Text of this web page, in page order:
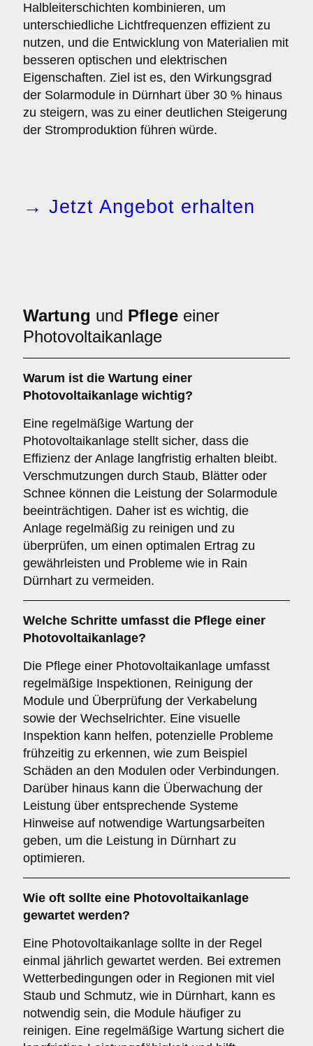
Halbleiterschichten kombinieren, um
unterschiedliche Lichtfrequenzen effizient zu
nutzen, und die Entwicklung von Materialien mit
besseren optischen und elektrischen
Eigenschaften. Ziel ist es, den Wirkungsgrad
der Solarmodule in Dürnhart über 30 % hinaus
zu steigern, was zu einer deutlichen Steigerung
der Stromproduktion führen würde.
→ Jetzt Angebot erhalten
Wartung und Pflege einer
Photovoltaikanlage
Warum ist die Wartung einer
Photovoltaikanlage wichtig?
Eine regelmäßige Wartung der
Photovoltaikanlage stellt sicher, dass die
Effizienz der Anlage langfristig erhalten bleibt.
Verschmutzungen durch Staub, Blätter oder
Schnee können die Leistung der Solarmodule
beeinträchtigen. Daher ist es wichtig, die
Anlage regelmäßig zu reinigen und zu
überprüfen, um einen optimalen Ertrag zu
gewährleisten und Probleme wie in Rain
Dürnhart zu vermeiden.
Welche Schritte umfasst die Pflege einer
Photovoltaikanlage?
Die Pflege einer Photovoltaikanlage umfasst
regelmäßige Inspektionen, Reinigung der
Module und Überprüfung der Verkabelung
sowie der Wechselrichter. Eine visuelle
Inspektion kann helfen, potenzielle Probleme
frühzeitig zu erkennen, wie zum Beispiel
Schäden an den Modulen oder Verbindungen.
Darüber hinaus kann die Überwachung der
Leistung über entsprechende Systeme
Hinweise auf notwendige Wartungsarbeiten
geben, um die Leistung in Dürnhart zu
optimieren.
Wie oft sollte eine Photovoltaikanlage
gewartet werden?
Eine Photovoltaikanlage sollte in der Regel
einmal jährlich gewartet werden. Bei extremen
Wetterbedingungen oder in Regionen mit viel
Staub und Schmutz, wie in Dürnhart, kann es
notwendig sein, die Module häufiger zu
reinigen. Eine regelmäßige Wartung sichert die